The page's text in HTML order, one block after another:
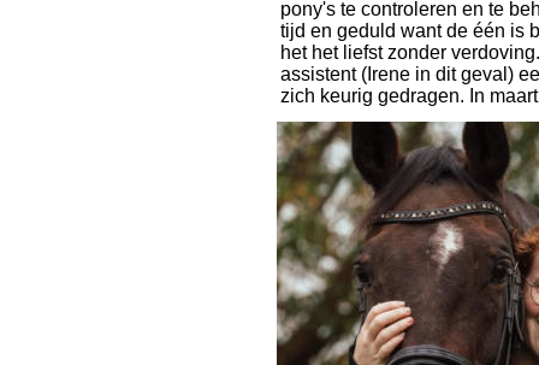
pony's te controleren en te
tijd en geduld want de één is
het het liefst zonder
assistent (Irene in dit geval)
zich keurig gedragen. In